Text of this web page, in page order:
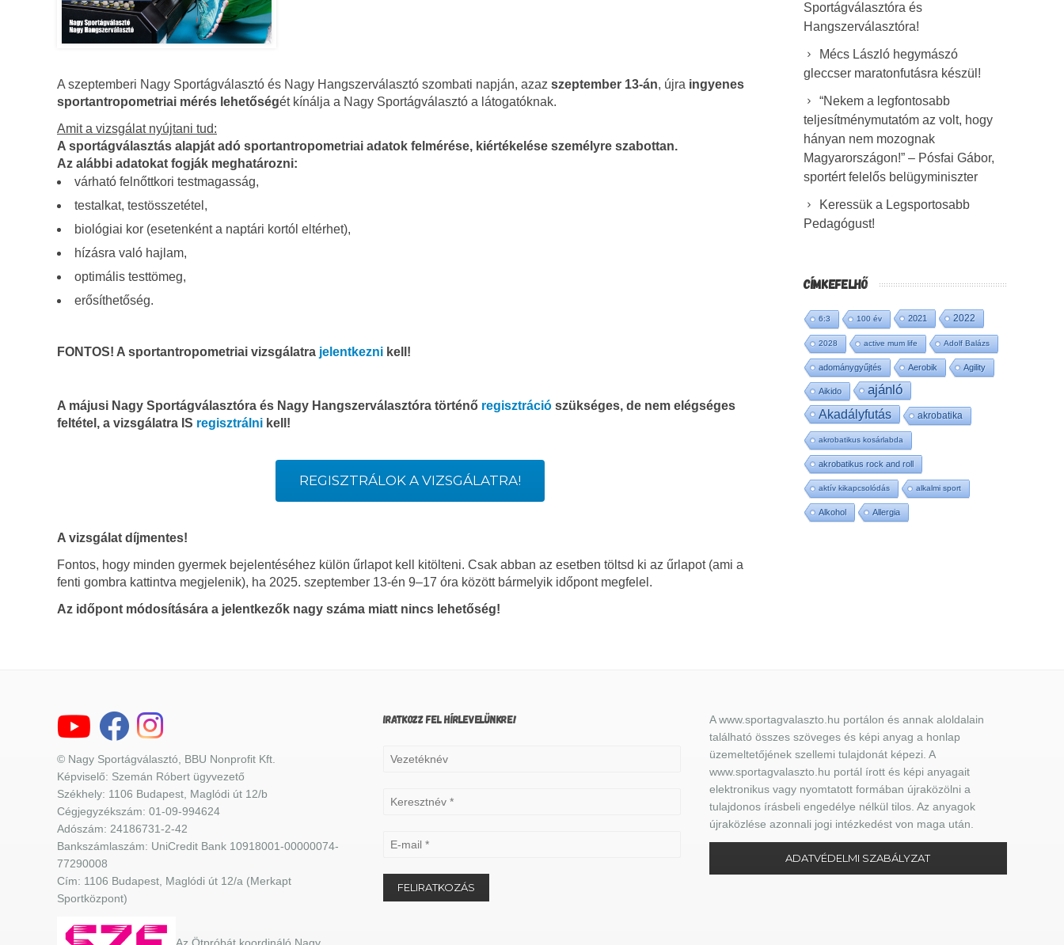
A szeptemberi Nagy Sportágválasztó és Nagy Hangszerválasztó szombati napján, azaz szeptember 13-án, újra ingyenes
sportantropometriai mérés lehetőségét kínálja a Nagy Sportágválasztó a látogatóknak.
Amit a vizsgálat nyújtani tud:
A sportágválasztás alapját adó sportantropometriai adatok felmérése, kiértékelése személyre szabottan.
Az alábbi adatokat fogják meghatározni:
várható felnőttkori testmagasság,
testalkat, testösszetétel,
biológiai kor (esetenként a naptári kortól eltérhet),
hízásra való hajlam,
optimális testtömeg,
erősíthetőség.
FONTOS! A sportantropometriai vizsgálatra jelentkezni kell!
A májusi Nagy Sportágválasztóra és Nagy Hangszerválasztóra történő regisztráció szükséges, de nem elégséges
feltétel, a vizsgálatra IS regisztrálni kell!
REGISZTRÁLOK A VIZSGÁLATRA!
A vizsgálat díjmentes!
Fontos, hogy minden gyermek bejelentéséhez külön űrlapot kell kitölteni. Csak abban az esetben töltsd ki az űrlapot (ami a
fenti gombra kattintva megjelenik), ha 2025. szeptember 13-én 9–17 óra között bármelyik időpont megfelel.
Az időpont módosítására a jelentkezők nagy száma miatt nincs lehetőség!
Sportágválasztóra és
Hangszerválasztóra!
Mécs László hegymászó
gleccser maratonfutásra készül!
“Nekem a legfontosabb
teljesítménymutatóm az volt, hogy
hányan nem mozognak
Magyarországon!” – Pósfai Gábor,
sportért felelős belügyminiszter
Keressük a Legsportosabb
Pedagógust!
CÍMKEFELHŐ
6:3 100 év 2021 2022
2028 active mum life Adolf Balázs
adománygyűjtés Aerobik Agility
Aikido ajánló
Akadályfutás akrobatika
akrobatikus kosárlabda
akrobatikus rock and roll
aktív kikapcsolódás alkalmi sport
Alkohol Allergia
© Nagy Sportágválasztó, BBU Nonprofit Kft.
Képviselő: Szemán Róbert ügyvezető
Székhely: 1106 Budapest, Maglódi út 12/b
Cégjegyzékszám: 01-09-994624
Adószám: 24186731-2-42
Bankszámlaszám: UniCredit Bank 10918001-00000074-
77290008
Cím: 1106 Budapest, Maglódi út 12/a (Merkapt
Sportközpont)
IRATKOZZ FEL HÍRLEVELÜNKRE!
A www.sportagvalaszto.hu portálon és annak aloldalain
található összes szöveges és képi anyag a honlap
üzemeltetőjének szellemi tulajdonát képezi. A
www.sportagvalaszto.hu portál írott és képi anyagait
elektronikus vagy nyomtatott formában újraközölni a
tulajdonos írásbeli engedélye nélkül tilos. Az anyagok
újraközlése azonnali jogi intézkedést von maga után.
ADATVÉDELMI SZABÁLYZAT